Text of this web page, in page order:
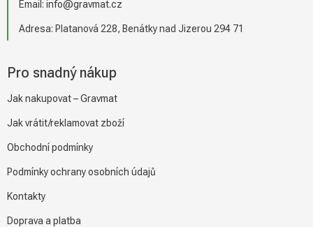
Email: info@gravmat.cz
Adresa: Platanová 228, Benátky nad Jizerou 294 71
Pro snadný nákup
Jak nakupovat – Gravmat
Jak vrátit/reklamovat zboží
Obchodní podmínky
Podmínky ochrany osobních údajů
Kontakty
Doprava a platba